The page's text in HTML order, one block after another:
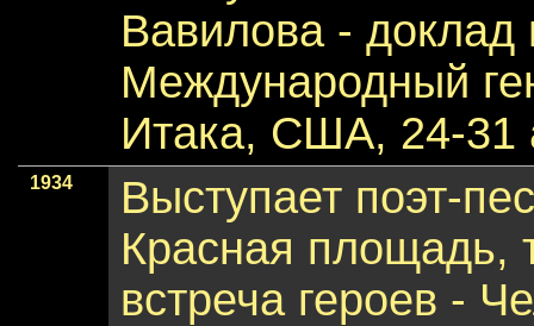
Вавилова -
Международный
Итака, США, 24-31
1934
Выступает поэт-
Красная площадь,
встреча героев -